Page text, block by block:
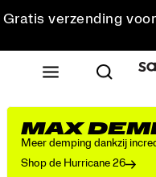
Gratis verzending
Gratis
Krijg 10%
MAX
Meer demping dankzij
Shop de Hurricane 26